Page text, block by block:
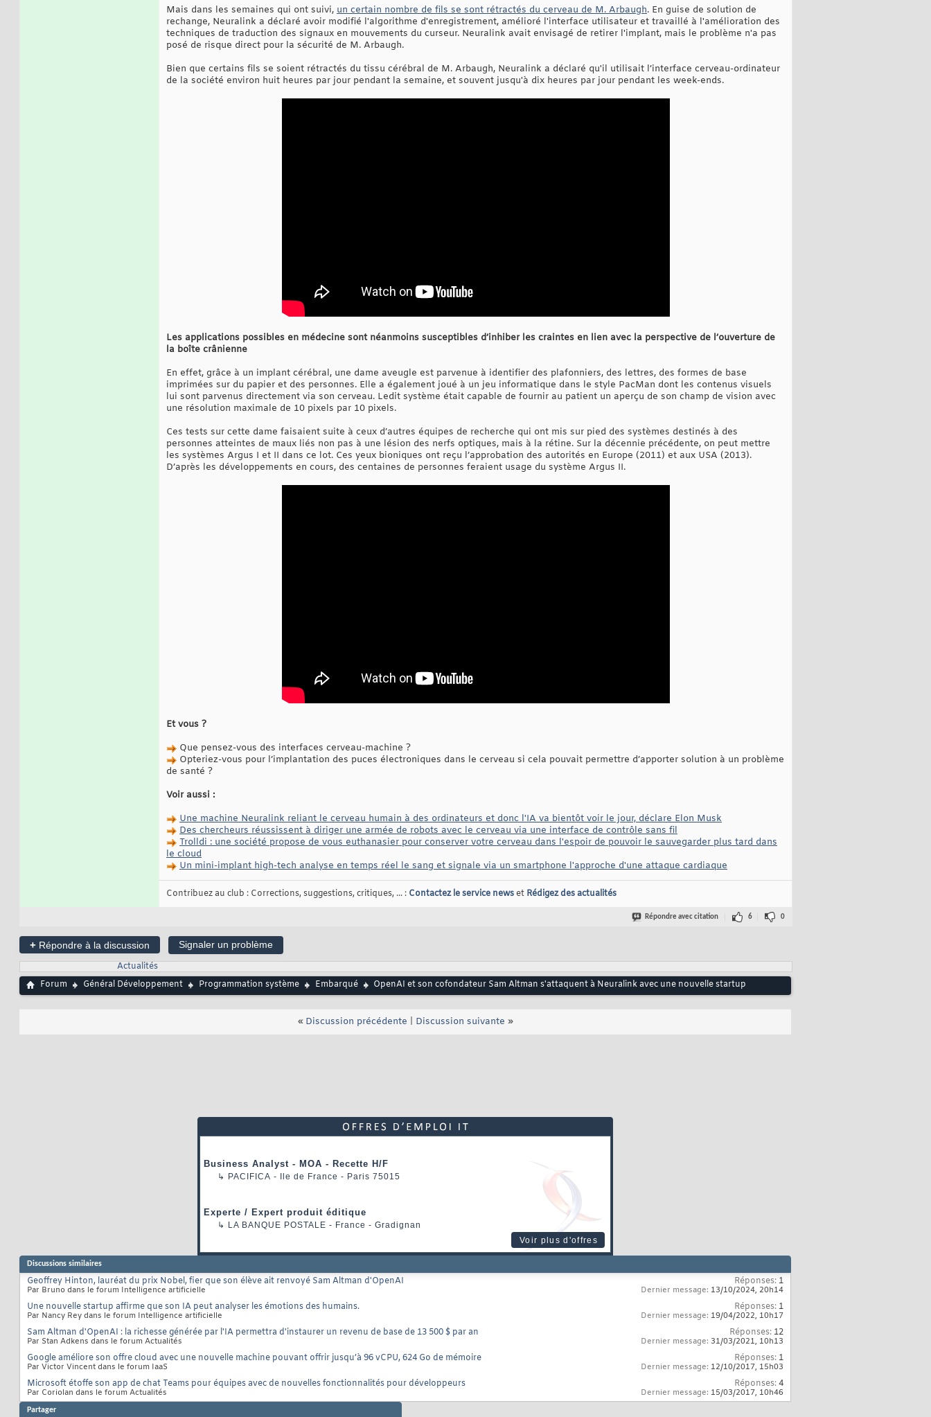
Mais dans les semaines qui ont suivi, un certain nombre de fils se sont rétractés du cerveau de M. Arbaugh. En guise de solution de
rechange, Neuralink a déclaré avoir modifié l'algorithme d'enregistrement, amélioré l'interface utilisateur et travaillé à l'amélioration des
techniques de traduction des signaux en mouvements du curseur. Neuralink avait envisagé de retirer l'implant, mais le problème n'a pas
posé de risque direct pour la sécurité de M. Arbaugh.
Bien que certains fils se soient rétractés du tissu cérébral de M. Arbaugh, Neuralink a déclaré qu'il utilisait l’interface cerveau-ordinateur
de la société environ huit heures par jour pendant la semaine, et souvent jusqu'à dix heures par jour pendant les week-ends.
Les applications possibles en médecine sont néanmoins susceptibles d’inhiber les craintes en lien avec la perspective de l’ouverture de
la boîte crânienne
En effet, grâce à un implant cérébral, une dame aveugle est parvenue à identifier des plafonniers, des lettres, des formes de base
imprimées sur du papier et des personnes. Elle a également joué à un jeu informatique dans le style PacMan dont les contenus visuels
lui sont parvenus directement via son cerveau. Ledit système était capable de fournir au patient un aperçu de son champ de vision avec
une résolution maximale de 10 pixels par 10 pixels.
Ces tests sur cette dame faisaient suite à ceux d’autres équipes de recherche qui ont mis sur pied des systèmes destinés à des
personnes atteintes de maux liés non pas à une lésion des nerfs optiques, mais à la rétine. Sur la décennie précédente, on peut mettre
les systèmes Argus I et II dans ce lot. Ces yeux bioniques ont reçu l’approbation des autorités en Europe (2011) et aux USA (2013).
D’après les développements en cours, des centaines de personnes feraient usage du système Argus II.
Et vous ?
Que pensez-vous des interfaces cerveau-machine ?
Opteriez-vous pour l’implantation des puces électroniques dans le cerveau si cela pouvait permettre d’apporter solution à un problème
de santé ?
Voir aussi :
Une machine Neuralink reliant le cerveau humain à des ordinateurs et donc l'IA va bientôt voir le jour, déclare Elon Musk
Des chercheurs réussissent à diriger une armée de robots avec le cerveau via une interface de contrôle sans fil
Trolldi : une société propose de vous euthanasier pour conserver votre cerveau dans l'espoir de pouvoir le sauvegarder plus tard dans
le cloud
Un mini-implant high-tech analyse en temps réel le sang et signale via un smartphone l'approche d'une attaque cardiaque
Contribuez au club : Corrections, suggestions, critiques, ... : Contactez le service newset Rédigez des actualités
Répondre avec citation 6 0
+ Répondre à la discussion
Signaler un problème
Actualités
Forum
Général Développement Programmation système Embarqué OpenAI et son cofondateur Sam Altman s'attaquent à Neuralink avec une nouvelle startup
« Discussion précédente Discussion suivante »
Business Analyst - MOA - Recette H/F
↳ PACIFICA - Ile de France - Paris 75015
Experte / Expert produit éditique
↳ LA BANQUE POSTALE - France - Gradignan
Voir plus d'offres
Discussions similaires
Geoffrey Hinton, lauréat du prix Nobel, fier que son élève ait renvoyé Sam Altman d'OpenAI
Par Bruno dans le forum Intelligence artificielle
Réponses: 1
Dernier message: 13/10/2024, 20h14
Une nouvelle startup affirme que son IA peut analyser les émotions des humains.
Par Nancy Rey dans le forum Intelligence artificielle
Réponses: 1
Dernier message: 19/04/2022, 10h17
Sam Altman d'OpenAI : la richesse générée par l'IA permettra d'instaurer un revenu de base de 13 500 $ par an
Par Stan Adkens dans le forum Actualités
Réponses: 12
Dernier message: 31/03/2021, 10h13
Google améliore son offre cloud avec une nouvelle machine pouvant offrir jusqu’à 96 vCPU, 624 Go de mémoire
Par Victor Vincent dans le forum IaaS
Réponses: 1
Dernier message: 12/10/2017, 15h03
Microsoft étoffe son app de chat Teams pour équipes avec de nouvelles fonctionnalités pour développeurs
Par Coriolan dans le forum Actualités
Réponses:4
Dernier message: 15/03/2017, 10h46
Partager